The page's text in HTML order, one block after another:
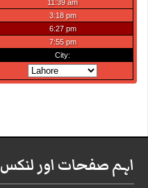
اہم صفحات اور لنکس